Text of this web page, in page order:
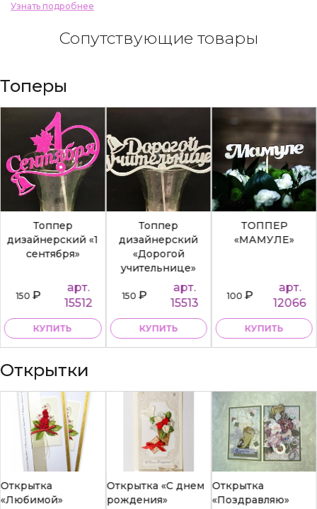
Узнать подробнее
Сопутствующие товары
Топеры
Топпер
дизайнерский «1
сентября»
150₽
арт.
15512
КУПИТЬ
Топпер
дизайнерский
«Дорогой
учительнице»
150₽
арт.
15513
КУПИТЬ
ТОППЕР
«МАМУЛЕ»
100₽
арт.
12066
КУПИТЬ
Открытки
Открытка
«Любимой»
Открытка «С днем
рождения»
Открытка
«Поздравляю»